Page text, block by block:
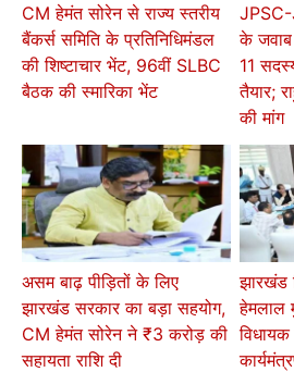
CM हेमंत सोरेन से राज्य स्तरीय
बैंकर्स समिति के प्रतिनिधिमंडल
की शिष्टाचार भेंट, 96वीं SLBC
बैठक की स्मारिका भेंट
के जवाब
11
तैयार;
की मांग
असम बाढ़ पीड़ितों के लिए
झारखंड सरकार का बड़ा सहयोग,
CM हेमंत सोरेन ने ₹3 करोड़ की
सहायता राशि दी
झारखंड
हेमलाल
विधायक